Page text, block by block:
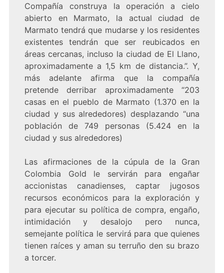
Compañía construya la operación a cielo
abierto en Marmato, la actual ciudad de
Marmato tendrá que mudarse y los residentes
existentes tendrán que ser reubicados en
áreas cercanas, incluso la ciudad de El Llano,
aproximadamente a 1,5 km de distancia.”. Y,
más adelante afirma que la compañía
pretende derribar aproximadamente “203
casas en el pueblo de Marmato (1.370 en la
ciudad y sus alrededores) desplazando “una
población de 749 personas (5.424 en la
ciudad y sus alrededores)
Las afirmaciones de la cúpula de la Gran
Colombia Gold le servirán para engañar
accionistas canadienses, captar jugosos
recursos económicos para la exploración y
para ejecutar su política de compra, engaño,
intimidación y desalojo pero nunca,
semejante política le servirá para que quienes
tienen raíces y aman su terruño den su brazo
a torcer.